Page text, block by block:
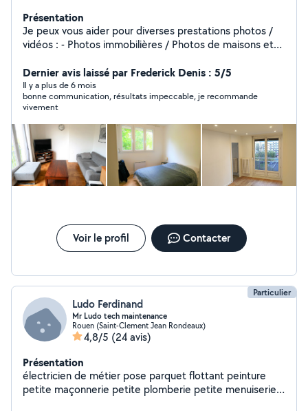
Présentation
Je peux vous aider pour diverses prestations photos /
vidéos : - Photos immobilières / Photos de maisons et
extérieur - Retouche Photos - Montage Vidéos .
Dernier avis laissé par Frederick Denis : 5/5
Il y a plus de 6 mois
bonne communication, résultats impeccable, je recommande
vivement
Voir le profil Contacter
Particulier
Ludo Ferdinand
Mr Ludo tech maintenance
Rouen (Saint-Clement Jean Rondeaux)
4,8/5 (24 avis)
Présentation
électricien de métier pose parquet flottant peinture
petite maçonnerie petite plomberie petite menuiserie